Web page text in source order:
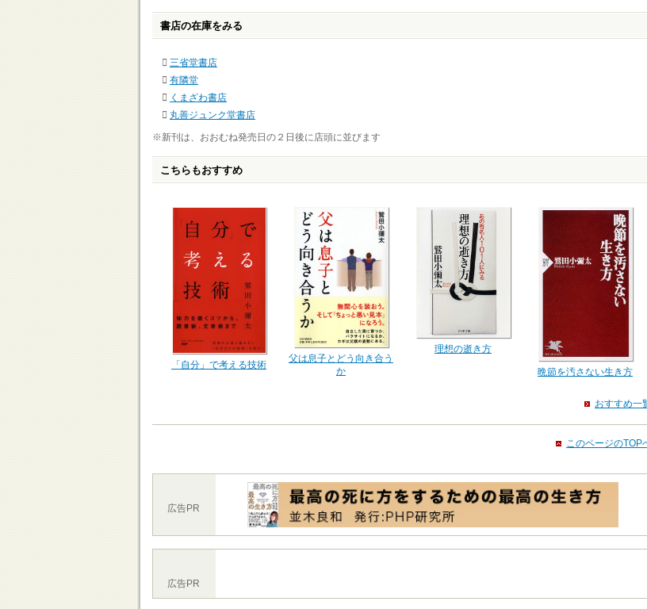
書店の在庫をみる
三省堂書店
有隣堂
くまざわ書店
丸善ジュンク堂書店
※新刊は、おおむね発売日の２日後に店頭に並びます
こちらもおすすめ
「自分」で考える技術
父は息子とどう向き合う
か
理想の逝き方
晩節を汚さない生き方
おすすめ一
このページのTOP
広告PR
広告PR